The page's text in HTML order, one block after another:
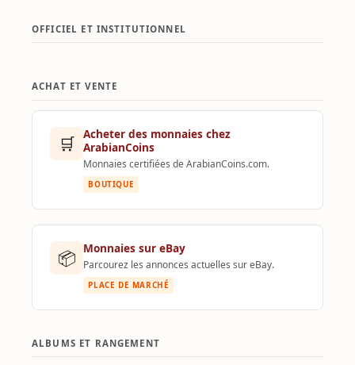
OFFICIEL ET INSTITUTIONNEL
ACHAT ET VENTE
🛒 Acheter des monnaies chez
ArabianCoins
Monnaies certifiées de ArabianCoins.com.
BOUTIQUE
📦 Monnaies sur eBay
Parcourez les annonces actuelles sur eBay.
PLACE DE MARCHÉ
ALBUMS ET RANGEMENT